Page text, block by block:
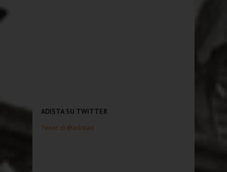
ADISTA SU TWITTER
Tweet di @adistait